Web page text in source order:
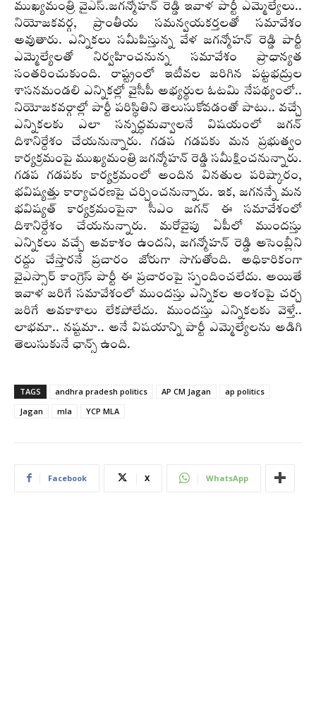
ముఖ్యమంత్రి వైఎస్‌.జగన్మోహన్‌ రెడ్డి ఇవాళ పార్టీ ఎమ్మెల్యేలు..
నియోజకవర్గ, ప్రాంతీయ సమన్వయకర్తలతో సమావేశం
అవుతారు. ఎన్నికలు సమీపిస్తున్న వేళ జగన్మోహన్ రెడ్డి పార్టీ
ఎమ్మెల్యేలతో నిర్వహించనున్న సమావేశం ప్రాధాన్యత
సంతరించుకుంది. రాష్ట్రంలో ఇటీవల జరిగిన పట్టభద్రుల
శాసనమండలి ఎన్నికల్లో వైసీపీ అభ్యర్థుల ఓటమి నేపథ్యంలో..
నియోజకవర్గాల్లో పార్టీ పరిస్థితిని తెలుసుకోవడంతో పాటు.. వచ్చే
ఎన్నికలకు ఎలా సన్నద్ధమవ్వాలనే విషయంలో జగన్‌
దిశానిర్దేశం చేయనున్నారు. గడప గడపకు మన ప్రభుత్వం
కార్యక్రమంపై ముఖ్యమంత్రి జగన్మోహన్‌ రెడ్డి సమీక్షించనున్నారు.
గడప గడపకు కార్యక్రమంలో అందిన వినతుల పరిష్కారం,
భవిష్యత్తు కార్యాచరణపై చర్చించనున్నారు. ఇక, జగనన్నే మన
భవిష్యత్ కార్యక్రమంపైనా సీఎం జగన్ ఈ సమావేశంలో
దిశానిర్దేశం చేయనున్నారు. మరోవైపు ఏపీలో ముందస్తు
ఎన్నికలు వచ్చే అవకాశం ఉందని, జగన్మోహన్ రెడ్డి అసెంబ్లీని
రద్దు చేస్తారనే ప్రచారం జోరుగా సాగుతోంది. అధికారికంగా
వైఎస్సార్ కాంగ్రెస్‌ పార్టీ ఈ ప్రచారంపై స్పందించలేదు. అయితే
ఇవాళ జరిగే సమావేశంలో ముందస్తు ఎన్నికల అంశంపై చర్చ
జరిగే అవకాశాలు లేకపోలేదు. ముందస్తు ఎన్నికలకు వెళ్తే..
లాభమా.. నష్టమా.. అనే విషయాన్ని పార్టీ ఎమ్మెల్యేలను అడిగి
తెలుసుకునే ఛాన్స్‌ ఉంది.
TAGS andhra pradesh politics AP CM Jagan
ap politics
Jagan
mla YCP MLA
Facebook X WhatsApp